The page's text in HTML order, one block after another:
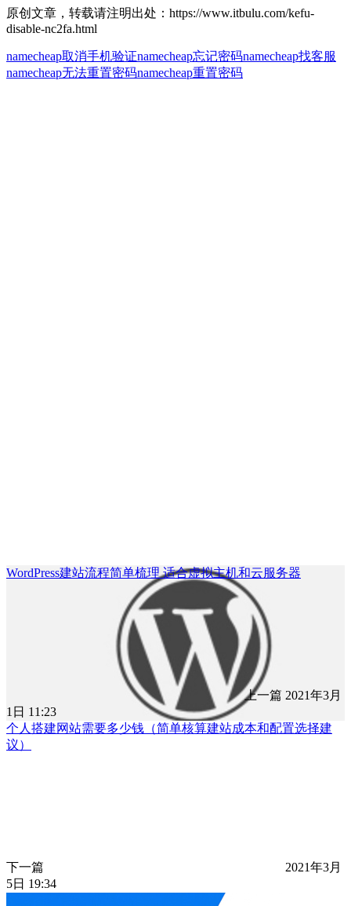
原创文章，转载请注明出处：https://www.itbulu.com/kefu-
disable-nc2fa.html
namecheap取消手机验证namecheap忘记密码namecheap找客服
namecheap无法重置密码namecheap重置密码
WordPress建站流程简单梳理 适合虚拟主机和云服务器
上一篇 2021年3月
1日 11:23
个人搭建网站需要多少钱（简单核算建站成本和配置选择建
议）
下一篇
2021年3月
5日 19:34